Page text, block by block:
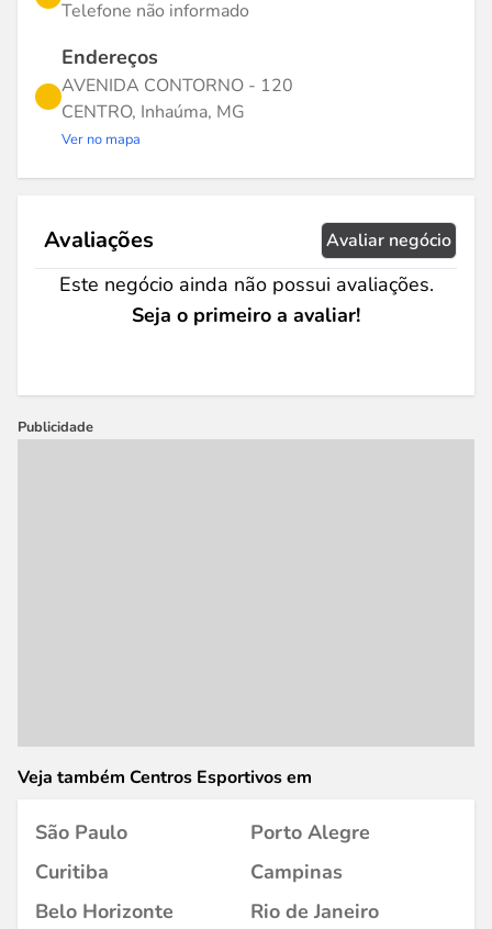
Telefone não informado
Endereços
AVENIDA CONTORNO - 120
CENTRO, Inhaúma, MG
Ver no mapa
Avaliações Avaliar negócio
Este negócio ainda não possui avaliações.
Seja o primeiro a avaliar!
Publicidade
Veja também Centros Esportivos em
São Paulo
Porto Alegre
Curitiba
Campinas
Belo Horizonte
Rio de Janeiro